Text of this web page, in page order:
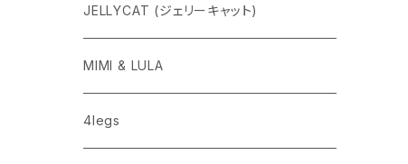
ニューレトロ
penco
nahe
JELLYCAT (ジェリーキャット)
MIMI & LULA
4legs